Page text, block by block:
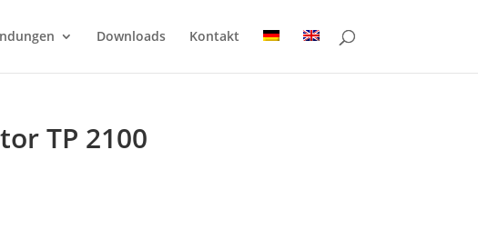
Downloads Kontakt
TP 2100